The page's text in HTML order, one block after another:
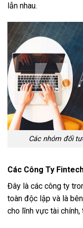
lẫn nhau.
Các nhóm đối
Các Công Ty
Đây là các công ty
toàn độc lập và là
cho lĩnh vực tài chính,